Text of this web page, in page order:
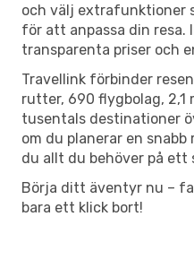
och välj extrafunktioner
för att anpassa din resa.
transparenta priser och
Travellink förbinder
rutter, 690 flygbolag, 2,1
tusentals destinationer
om du planerar en
du allt du behöver på ett
Börja ditt äventyr nu –
bara ett klick bort!